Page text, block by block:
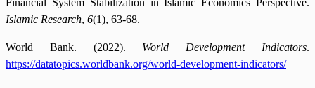
Islamic Research, 6(1), 63-68.
World Bank. (2022). World Development Indicators.
https://datatopics.worldbank.org/world-development-indicators/